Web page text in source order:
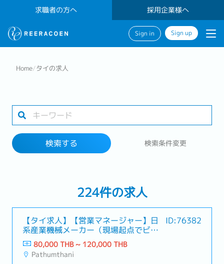
求職者の方へ 採用企業様へ
Sign in Sign up
業界
Home/タイの求人
検索する 検索条件変更
224件の求人
【タイ求人】【営業マネージャー】日
系産業機械メーカー（現場起点でビジ
ネスを動かせる）
ID:76382
80,000 THB ~ 120,000 THB
Pathumthani